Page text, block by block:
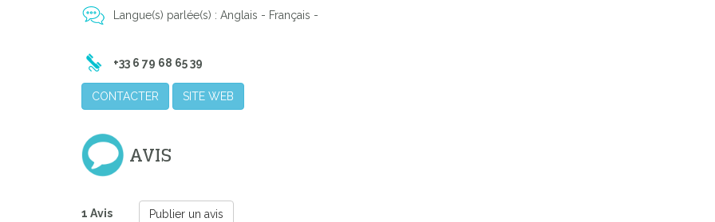
Langue(s) parlée(s) : Anglais - Français -
+33 6 79 68 65 39
CONTACTER SITE WEB
AVIS
1 Avis Publier un avis